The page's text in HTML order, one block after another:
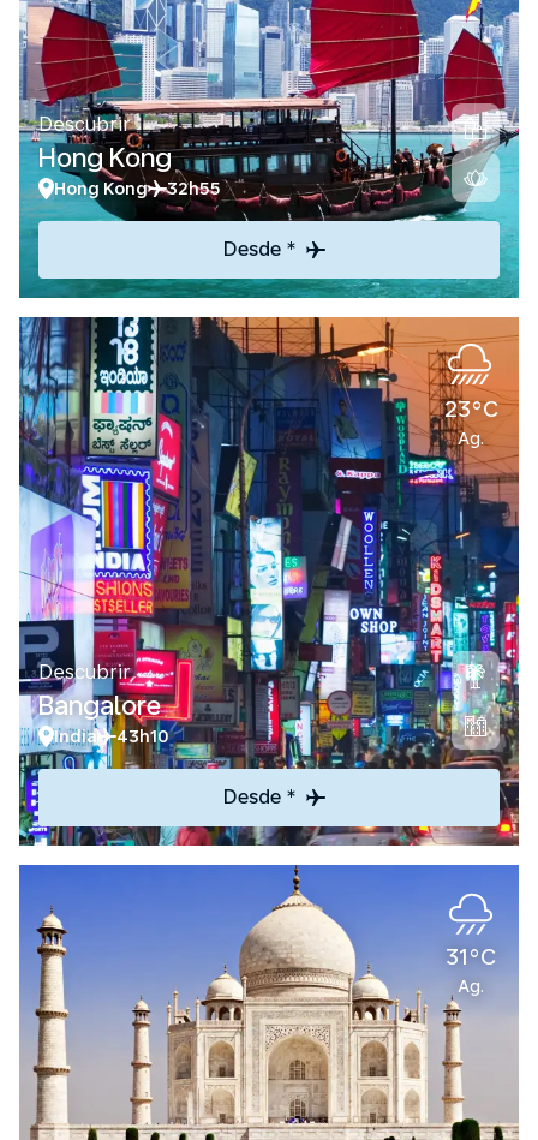
Descubrir
Hong Kong
Hong Kong 32h55
Desde *
23°C
Ag.
Descubrir
Bangalore
India 43h10
Desde *
31°C
Ag.